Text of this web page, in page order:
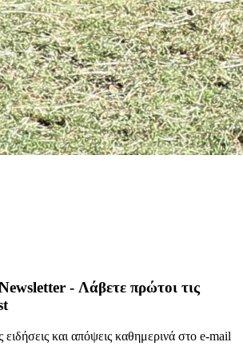
- Λάβετε πρώτοι τις
ειδήσεις και απόψεις καθημερινά στο e-mail